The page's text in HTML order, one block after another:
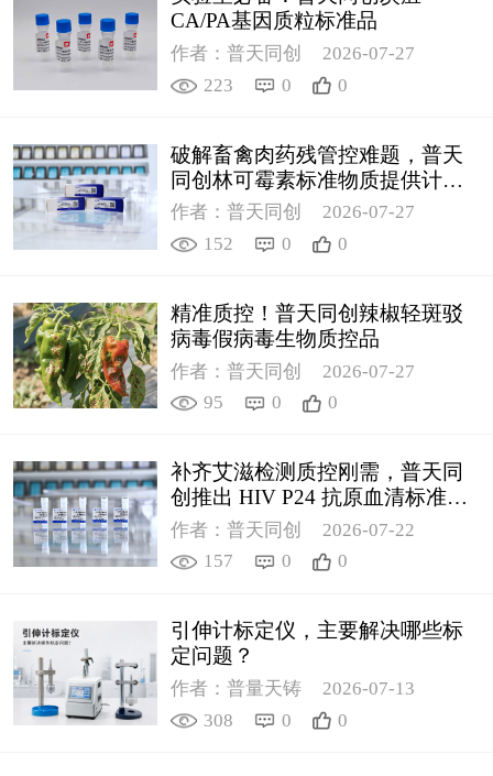
CA/PA基因质粒标准品
作者：普天同创
2026-07-27
223
0 0
破解畜禽肉药残管控难题，普天
同创林可霉素标准物质提供计量
支撑
作者：普天同创
2026-07-27
152
0 0
精准质控！普天同创辣椒轻斑驳
病毒假病毒生物质控品
作者：普天同创
2026-07-27
95
0 0
补齐艾滋检测质控刚需，普天同
创推出 HIV P24 抗原血清标准物
质
作者：普天同创
2026-07-22
157
0 0
引伸计标定仪，主要解决哪些标
定问题？
作者：普量天铸
2026-07-13
308
0 0